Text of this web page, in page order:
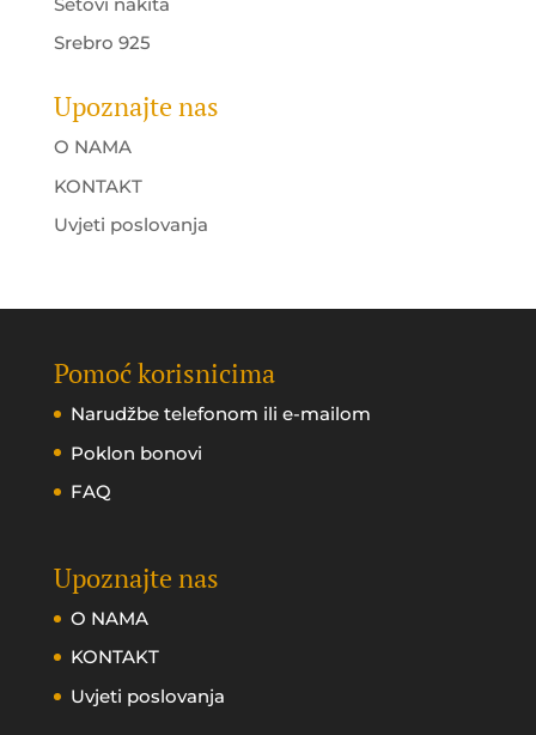
Srebro 925
Upoznajte nas
O NAMA
KONTAKT
Uvjeti poslovanja
Pomoć korisnicima
Narudžbe telefonom ili e-mailom
Poklon bonovi
FAQ
Upoznajte nas
O NAMA
KONTAKT
Uvjeti poslovanja